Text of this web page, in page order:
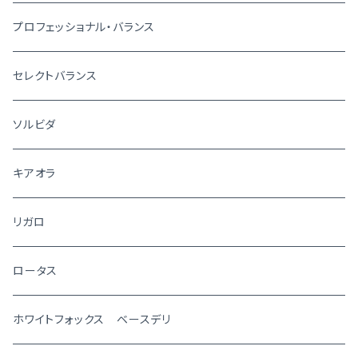
プロフェッショナル・バランス
セレクトバランス
ソルビダ
キアオラ
リガロ
ロータス
ホワイトフォックス ベースデリ